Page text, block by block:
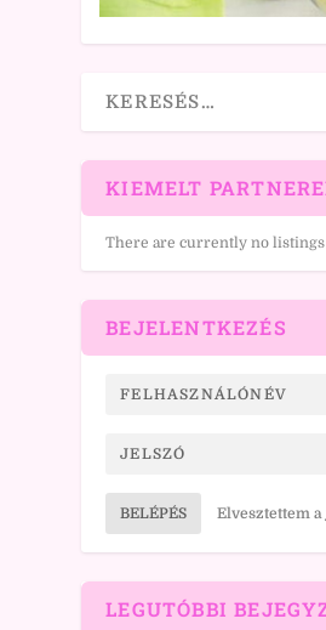
KIEMELT
There are currently no listings
BEJELENTKEZÉS
BELÉPÉS Elvesztettem
LEGUTÓBBI